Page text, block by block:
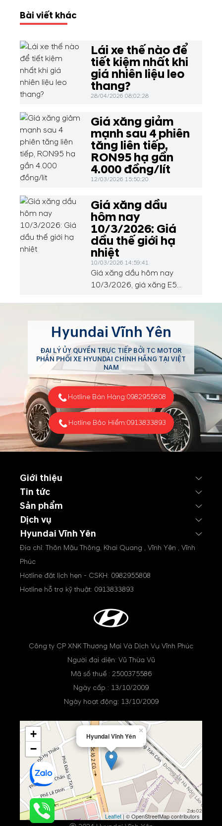
Bài viết khác
Lái xe thế nào để
tiết kiệm nhất khi
giá nhiên liệu leo
thang?
28/04/2026 08:02:28
Giá xăng giảm
mạnh sau 4 phiên
tăng liên tiếp,
RON95 hạ gần
4.000 đồng/lít
12/03/2026 15:50:20
Giá xăng dầu
hôm nay
10/3/2026: Giá
dầu thế giới hạ
nhiệt
10/03/2026 14:59:41
Giá xăng dầu hôm nay
10/3/2026, giá xăng E5
mức 27.047 đồng/lít. Tại thị
trường thế giới, dầu thô
quay đầu giảm nhẹ sau khi
áp sát ngưỡng 120
USD/thùng. Động thái nới
lỏng trừng phạt dầu Nga và
nỗ lực ổn định Trung Đông
từ phía Mỹ đang giúp thị
Hyundai Vĩnh Yên
ĐẠI LÝ ỦY QUYỀN TRỰC TIẾP BỞI TC MOTOR
PHÂN PHỐI XE HYUNDAI CHÍNH HÃNG TẠI VIỆT
NAM
Hotline Bán Hàng:0982955808
Hotline Bảo Hiểm:0913833893
Giới thiệu
Tin tức
Sản phẩm
Dịch vụ
Hyundai Vĩnh Yên
Địa chỉ: Thôn Mậu Thông, Khai Quang , Vĩnh Yên , Vĩnh
Phúc
Hotline đặt lịch hẹn - CSKH: 0982955808
Hotline hỗ trợ kỹ thuật: 0913833893
Công ty CP XNK Thương Mại Và Dịch Vụ Vĩnh Phúc
Người đại diện: Vũ Thừa Vũ
Mã số thuế : 2500375586
Ngày cấp : 13/10/2009
Ngày hoạt động: 13/10/2009
Hyundai Vĩnh Yên
×
+
−
Leaflet| © OpenStreetMap contributors
Zalo 02